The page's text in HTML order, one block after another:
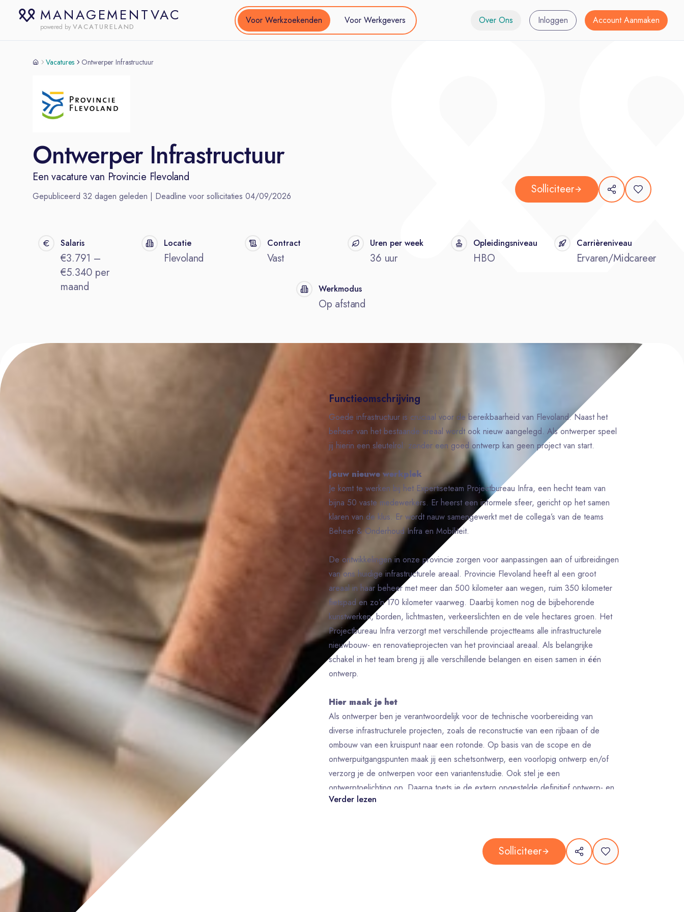
MANAGEMENTVAC
powered by VACATURELAND
Voor Werkzoekenden Voor Werkgevers Over Ons Inloggen Account Aanmaken
Vacatures Ontwerper Infrastructuur
Ontwerper Infrastructuur
Een vacature van Provincie Flevoland
Gepubliceerd 32 dagen geleden | Deadline voor sollicitaties 04/09/2026 Solliciteer
Salaris
€3.791 –
€5.340 per
maand
Locatie
Flevoland
Contract
Vast
Uren per week
36 uur
Opleidingsniveau
HBO
Carrièreniveau
Ervaren/Midcareer
Werkmodus
Op afstand
Functieomschrijving
Goede infrastructuur is cruciaal voor de bereikbaarheid van Flevoland. Naast het
beheer van het bestaande areaal wordt ook nieuw aangelegd. Als ontwerper speel
jij hierin een sleutelrol: zonder een goed ontwerp kan geen project van start.
Jouw nieuwe werkplek
Je komt te werken bij het Expertiseteam Projectbureau Infra, een hecht team van
bijna 50 vaste medewerkers. Er heerst een informele sfeer, gericht op het samen
klaren van de klus. Er wordt nauw samengewerkt met de collega’s van de teams
Beheer & Onderhoud Infra en Mobiliteit.
De ontwikkelingen in onze provincie zorgen voor aanpassingen aan of uitbreidingen
van ons huidige infrastructurele areaal. Provincie Flevoland heeft al een groot
areaal in haar beheer met meer dan 500 kilometer aan wegen, ruim 350 kilometer
fietspad en zo’n 170 kilometer vaarweg. Daarbij komen nog de bijbehorende
kunstwerken, borden, lichtmasten, verkeerslichten en de vele hectares groen. Het
Projectbureau Infra verzorgt met verschillende projectteams alle infrastructurele
nieuwbouw- en renovatieprojecten van het provinciaal areaal. Als belangrijke
schakel in het team breng jij alle verschillende belangen en eisen samen in één
ontwerp.
Hier maak je het
Als ontwerper ben je verantwoordelijk voor de technische voorbereiding van
diverse infrastructurele projecten, zoals de reconstructie van een rijbaan of de
ombouw van een kruispunt naar een rotonde. Op basis van de scope en de
ontwerpuitgangspunten maak jij een schetsontwerp, een voorlopig ontwerp en/of
verzorg je de ontwerpen voor een variantenstudie. Ook stel je een
ontwerptoelichting op. Daarna toets je de extern opgestelde definitief ontwerp- en
bestekstekeningen. Je adviseert de projectleider over technische aspecten van het
Ook ondersteun je de communicatie met belanghebbenden door het maken van
Verder lezen
Solliciteer